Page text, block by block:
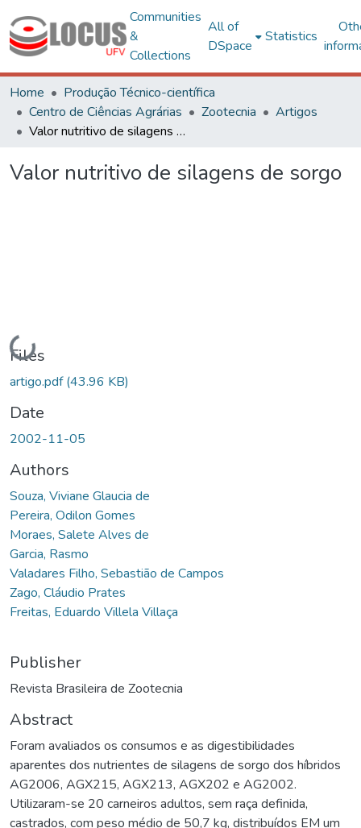
Communities
&
Collections
All of
DSpace
Statistics
Home
Produção Técnico-científica
Centro de Ciências Agrárias
Zootecnia
Artigos
Valor nutritivo de silagens de sorgo
Valor nutritivo de silagens de sorgo
Loading...
Files
artigo.pdf(43.96 KB)
Date
2002-11-05
Authors
Souza, Viviane Glaucia de
Pereira, Odilon Gomes
Moraes, Salete Alves de
Garcia, Rasmo
Valadares Filho, Sebastião de Campos
Zago, Cláudio Prates
Freitas, Eduardo Villela Villaça
Publisher
Revista Brasileira de Zootecnia
Abstract
Foram avaliados os consumos e as digestibilidades
aparentes dos nutrientes de silagens de sorgo dos híbridos
AG2006, AGX215, AGX213, AGX202 e AG2002.
Utilizaram-se 20 carneiros adultos, sem raça definida,
castrados, com peso médio de 50,7 kg, distribuídos EM um